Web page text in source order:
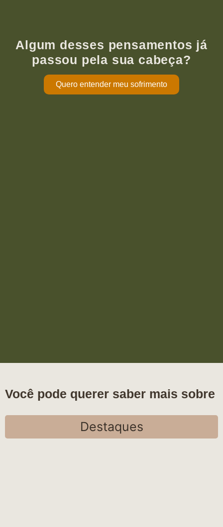
Algum desses pensamentos já
passou pela sua cabeça?
Quero entender meu sofrimento
Você pode querer saber mais sobre
Destaques